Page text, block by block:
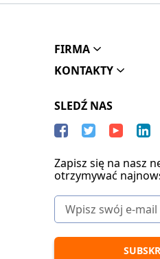
FIRMA
KONTAKTY
SLEDŹ NAS
Zapisz się na nasz
otrzymywać